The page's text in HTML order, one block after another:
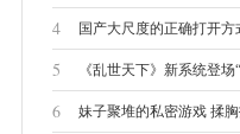
4
5 《乱世天下》新系统登
6 妹子聚堆的私密游戏 揉